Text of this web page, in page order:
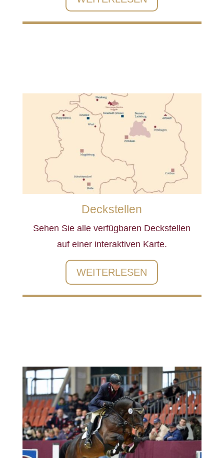
Deckstellen
Sehen Sie alle verfügbaren Deckstellen
auf einer interaktiven Karte.
WEITERLESEN